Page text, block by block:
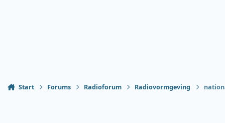
Start Forums Radioforum Radiovormgeving